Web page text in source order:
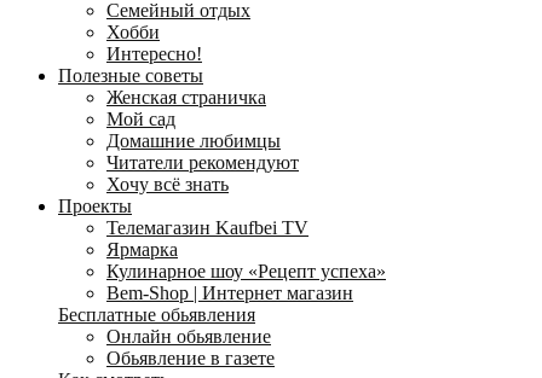
Семейный отдых
Хобби
Интересно!
Полезные советы
Женская страничка
Мой сад
Домашние любимцы
Читатели рекомендуют
Хочу всё знать
Проекты
Телемагазин Kaufbei TV
Ярмарка
Кулинарное шоу «Рецепт успеха»
Bem-Shop | Интернет магазин
Бесплатные обьявления
Онлайн обьявление
Обьявление в газете